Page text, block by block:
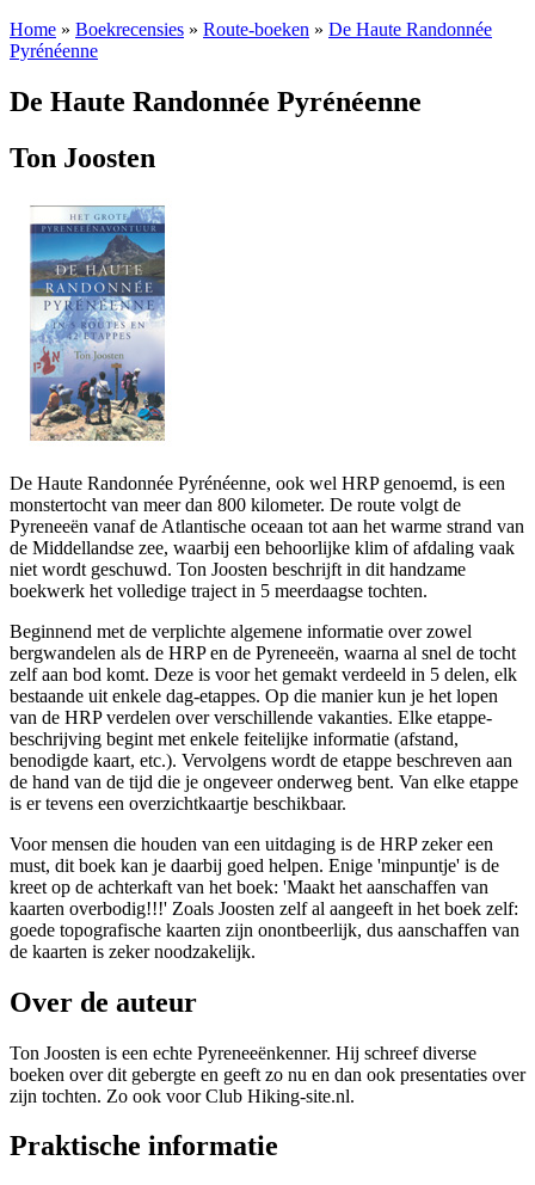
Home » Boekrecensies » Route-boeken » De Haute Randonnée
Pyrénéenne
De Haute Randonnée Pyrénéenne
Ton Joosten
De Haute Randonnée Pyrénéenne, ook wel HRP genoemd, is een
monstertocht van meer dan 800 kilometer. De route volgt de
Pyreneeën vanaf de Atlantische oceaan tot aan het warme strand van
de Middellandse zee, waarbij een behoorlijke klim of afdaling vaak
niet wordt geschuwd. Ton Joosten beschrijft in dit handzame
boekwerk het volledige traject in 5 meerdaagse tochten.
Beginnend met de verplichte algemene informatie over zowel
bergwandelen als de HRP en de Pyreneeën, waarna al snel de tocht
zelf aan bod komt. Deze is voor het gemakt verdeeld in 5 delen, elk
bestaande uit enkele dag-etappes. Op die manier kun je het lopen
van de HRP verdelen over verschillende vakanties. Elke etappe-
beschrijving begint met enkele feitelijke informatie (afstand,
benodigde kaart, etc.). Vervolgens wordt de etappe beschreven aan
de hand van de tijd die je ongeveer onderweg bent. Van elke etappe
is er tevens een overzichtkaartje beschikbaar.
Voor mensen die houden van een uitdaging is de HRP zeker een
must, dit boek kan je daarbij goed helpen. Enige 'minpuntje' is de
kreet op de achterkaft van het boek: 'Maakt het aanschaffen van
kaarten overbodig!!!' Zoals Joosten zelf al aangeeft in het boek zelf:
goede topografische kaarten zijn onontbeerlijk, dus aanschaffen van
de kaarten is zeker noodzakelijk.
Over de auteur
Ton Joosten is een echte Pyreneeënkenner. Hij schreef diverse
boeken over dit gebergte en geeft zo nu en dan ook presentaties over
zijn tochten. Zo ook voor Club Hiking-site.nl.
Praktische informatie